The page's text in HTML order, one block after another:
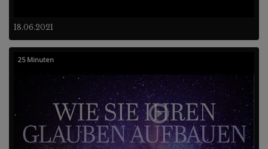
18.06.2021
25 Minuten